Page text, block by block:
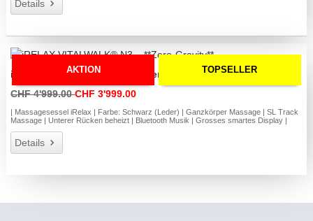
Details
AKTION TOPSELLER
iRELAX VITALWALK® N3 – **Zero-Gravity**
CHF 4'999.00CHF 3'999.00
| Massagesessel iRelax | Farbe: Schwarz (Leder) | Ganzkörper Massage | SL Track
Massage | Unterer Rücken beheizt | Bluetooth Musik | Grosses smartes Display |
Details